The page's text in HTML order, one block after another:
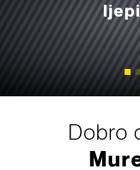
NOVO!
NOVO!
Dobro